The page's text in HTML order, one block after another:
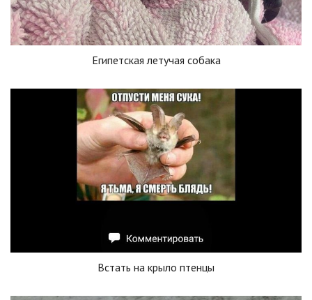
Египетская летучая собака
Встать на крыло птенцы